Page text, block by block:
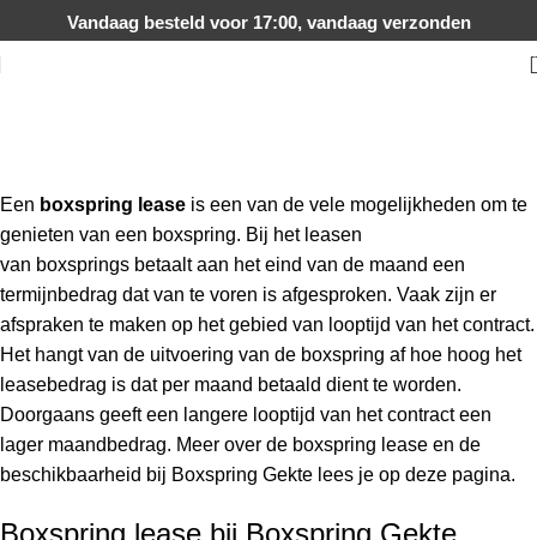
Vandaag besteld voor 17:00, vandaag verzonden
Een boxspring lease is een van de vele mogelijkheden om te
genieten van een boxspring. Bij het leasen
van boxsprings betaalt aan het eind van de maand een
termijnbedrag dat van te voren is afgesproken. Vaak zijn er
afspraken te maken op het gebied van looptijd van het contract.
Het hangt van de uitvoering van de boxspring af hoe hoog het
leasebedrag is dat per maand betaald dient te worden.
Doorgaans geeft een langere looptijd van het contract een
lager maandbedrag. Meer over de boxspring lease en de
beschikbaarheid bij Boxspring Gekte lees je op deze pagina.
Boxspring lease bij Boxspring Gekte